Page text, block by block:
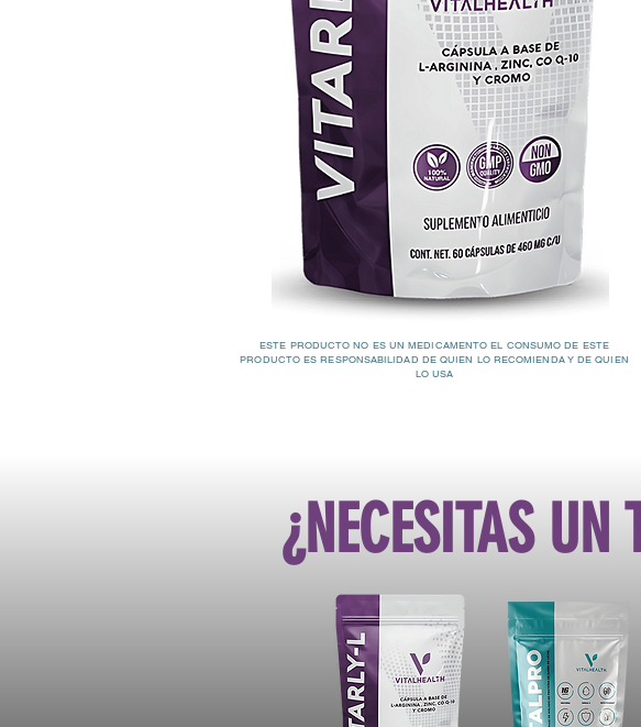
ESTE PRODUCTO NO ES UN MEDICAMENTO EL CONSUMO DE ESTE
PRODUCTO ES RESPONSABILIDAD DE QUIEN LO RECOMIENDA Y DE QUIEN
LO USA
¿NECESITAS UN